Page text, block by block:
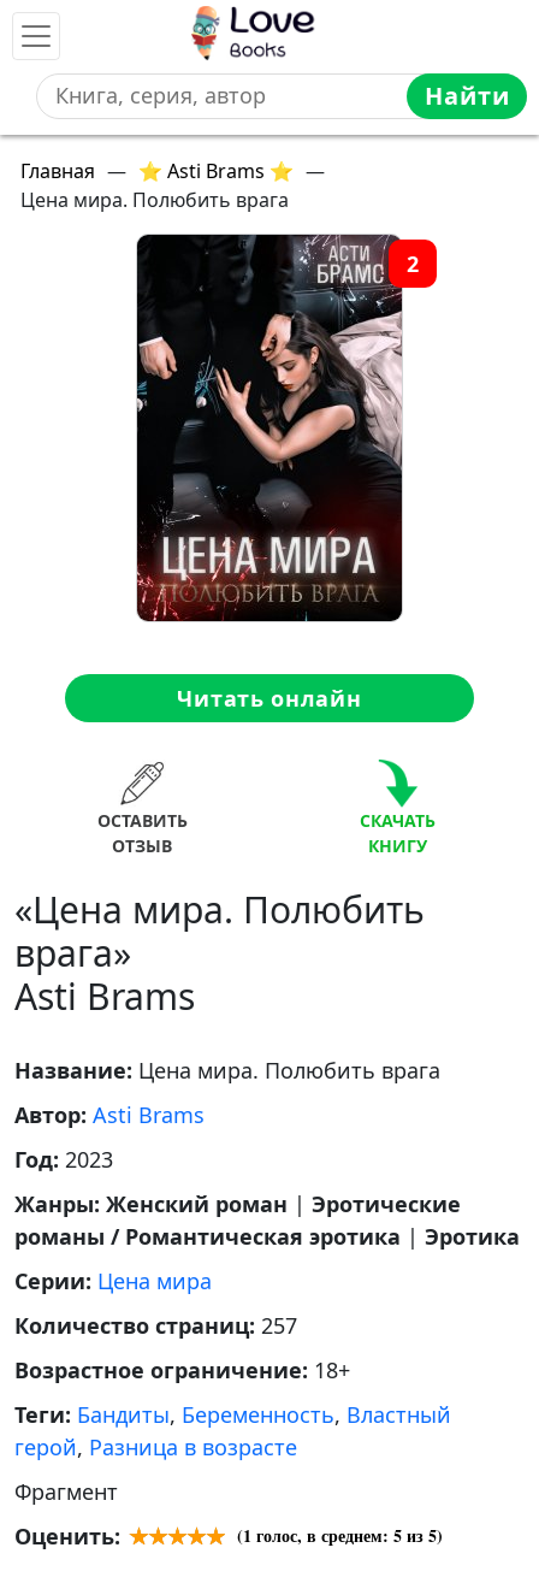
Найти
Главная — ⭐ Asti Brams ⭐ —
Цена мира. Полюбить врага
2
Читать онлайн
ОСТАВИТЬ
ОТЗЫВ
СКАЧАТЬ
КНИГУ
«Цена мира. Полюбить
врага»
Asti Brams
Название: Цена мира. Полюбить врага
Автор: Asti Brams
Год: 2023
Жанры: Женский роман | Эротические
романы / Романтическая эротика | Эротика
Серии: Цена мира
Количество страниц: 257
Возрастное ограничение: 18+
Теги: Бандиты, Беременность, Властный
герой, Разница в возрасте
Фрагмент
Оценить:
(1 голос, в среднем: 5из 5)